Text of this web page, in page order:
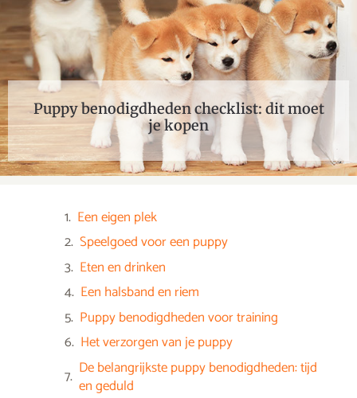
Puppy benodigdheden checklist: dit moet
je kopen
Een eigen plek
Speelgoed voor een puppy
Eten en drinken
Een halsband en riem
Puppy benodigdheden voor training
Het verzorgen van je puppy
De belangrijkste puppy benodigdheden: tijd
en geduld